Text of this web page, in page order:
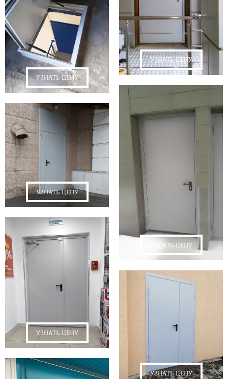
УЗНАТЬ ЦЕНУ
УЗНАТЬ ЦЕНУ
УЗНАТЬ ЦЕНУ
УЗНАТЬ ЦЕНУ
УЗНАТЬ ЦЕНУ
УЗНАТЬ ЦЕНУ